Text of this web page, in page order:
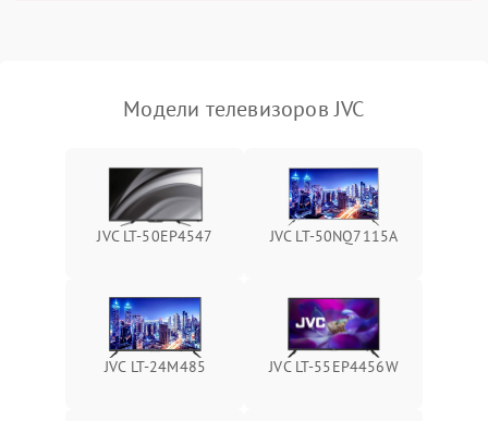
Модели телевизоров JVC
JVC LT-50EP4547 JVC LT-50NQ7115A
JVC LT-24M485 JVC LT-55EP4456W